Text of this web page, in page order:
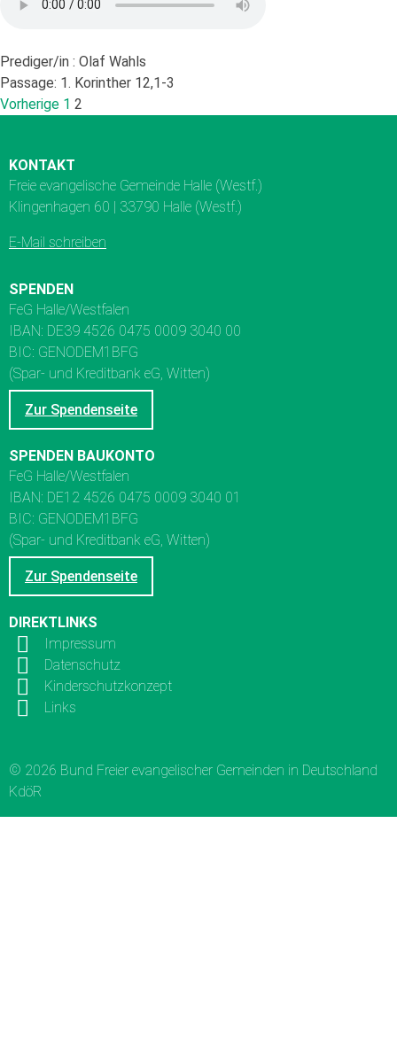
Prediger/in : Olaf Wahls
Passage: 1. Korinther 12,1-3
Vorherige 1 2
KONTAKT
Freie evangelische Gemeinde Halle (Westf.)
Klingenhagen 60 | 33790 Halle (Westf.)
E-Mail schreiben
SPENDEN
FeG Halle/Westfalen
IBAN: DE39 4526 0475 0009 3040 00
BIC: GENODEM1BFG
(Spar- und Kreditbank eG, Witten)
Zur Spendenseite
SPENDEN BAUKONTO
FeG Halle/Westfalen
IBAN: DE12 4526 0475 0009 3040 01
BIC: GENODEM1BFG
(Spar- und Kreditbank eG, Witten)
Zur Spendenseite
DIREKTLINKS
Impressum
Datenschutz
Kinderschutzkonzept
Links
© 2026 Bund Freier evangelischer Gemeinden in Deutschland
KdöR